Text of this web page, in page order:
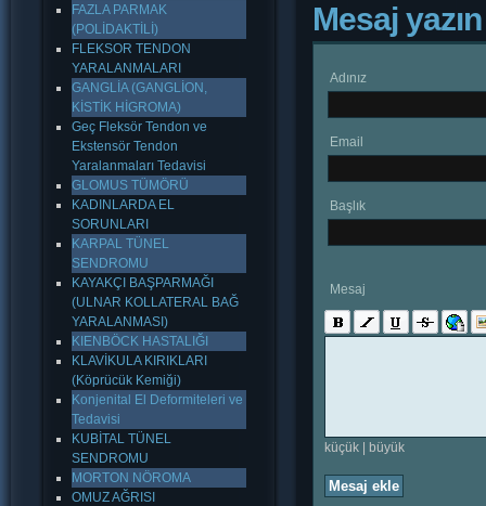
Mesaj yazın
Adınız
Email
Başlık
Mesaj
küçük büyük
Mesaj ekle
FAZLA PARMAK
(POLİDAKTİLİ)
FLEKSOR TENDON
YARALANMALARI
GANGLİA (GANGLİON,
KİSTİK HİGROMA)
Geç Fleksör Tendon ve
Ekstensör Tendon
Yaralanmaları Tedavisi
GLOMUS TÜMÖRÜ
KADINLARDA EL
SORUNLARI
KARPAL TÜNEL
SENDROMU
KAYAKÇI BAŞPARMAĞI
(ULNAR KOLLATERAL BAĞ
YARALANMASI)
KIENBÖCK HASTALIĞI
KLAVİKULA KIRIKLARI
(Köprücük Kemiği)
Konjenital El Deformiteleri ve
Tedavisi
KUBİTAL TÜNEL
SENDROMU
MORTON NÖROMA
OMUZ AĞRISI